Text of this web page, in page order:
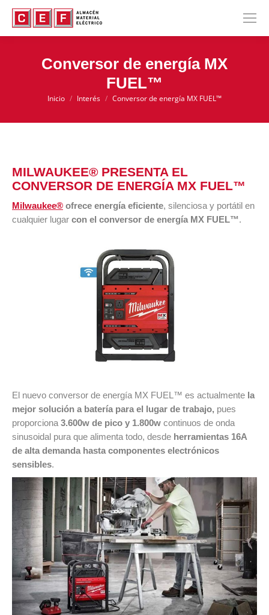
Conversor de energía MX
FUEL™
Estás aquí:
Inicio Interés Conversor de energía MX FUEL™
MILWAUKEE® PRESENTA EL
CONVERSOR DE ENERGÍA MX FUEL™
Milwaukee® ofrece energía eficiente, silenciosa y portátil en
cualquier lugar con el conversor de energía MX FUEL™.
El nuevo conversor de energía MX FUEL™ es actualmente la
mejor solución a batería para el lugar de trabajo, pues
proporciona 3.600w de pico y 1.800w continuos de onda
sinusoidal pura que alimenta todo, desde herramientas 16A
de alta demanda hasta componentes electrónicos
sensibles.